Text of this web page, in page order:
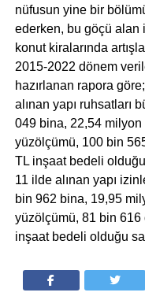
nüfusun yine bir
ederken, bu göçü alan
konut kiralarında
2015-2022 dönem
hazırlanan rapora
alınan yapı ruhsatları
049 bina, 22,54 milyon
yüzölçümü, 100 bin
TL inşaat bedeli
11 ilde alınan yapı
bin 962 bina, 19,95
yüzölçümü, 81 bin
inşaat bedeli olduğu